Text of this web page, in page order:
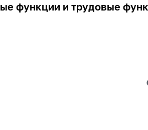
функции и трудовые